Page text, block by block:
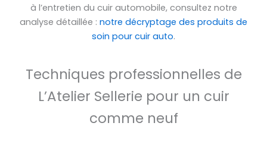
à l’entretien du cuir automobile, consultez notre
analyse détaillée : notre décryptage des produits de
soin pour cuir auto.
Techniques professionnelles de
L’Atelier Sellerie pour un cuir
comme neuf